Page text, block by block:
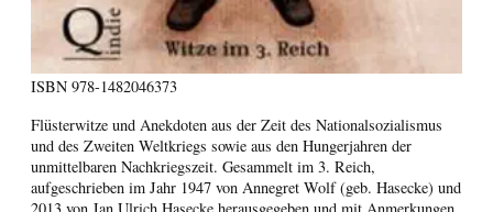
ISBN 978-1482046373
Flüsterwitze und Anekdoten aus der Zeit des Nationalsozialismus
und des Zweiten Weltkriegs sowie aus den Hungerjahren der
unmittelbaren Nachkriegszeit. Gesammelt im 3. Reich,
aufgeschrieben im Jahr 1947 von Annegret Wolf (geb. Hasecke) und